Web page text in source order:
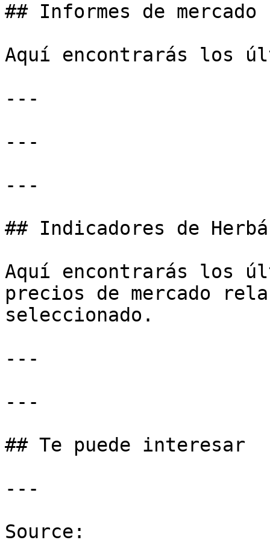
## Informes de mercado
Aquí encontrarás los
---
---
---
## Indicadores de
Aquí encontrarás los
precios de mercado
seleccionado.
---
---
## Te puede interesar
---
Source: